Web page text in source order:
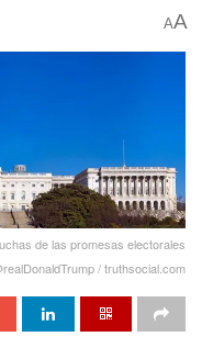
AA
de las promesas electorales
/ truthsocial.com